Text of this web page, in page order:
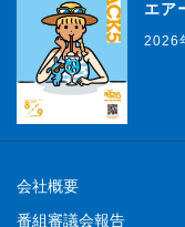
エア
2026
会社概要
番組審議会報告